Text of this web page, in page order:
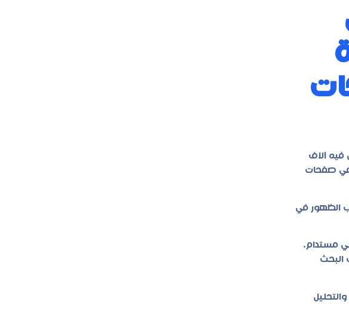
آلاف
في صفحات
الظهور في
مستدام.
البحث